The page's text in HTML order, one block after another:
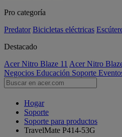
Pro categoría
Predator Bicicletas eléctricas
Destacado
Acer Nitro Blaze 11 Acer Nitro
Negocios Educación Soporte
Hogar
Soporte
Soporte para productos
TravelMate P414-53G